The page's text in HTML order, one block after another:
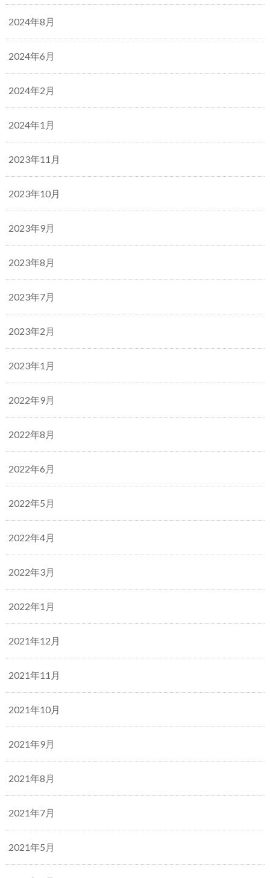
2024年8月
2024年6月
2024年2月
2024年1月
2023年11月
2023年10月
2023年9月
2023年8月
2023年7月
2023年2月
2023年1月
2022年9月
2022年8月
2022年6月
2022年5月
2022年4月
2022年3月
2022年1月
2021年12月
2021年11月
2021年10月
2021年9月
2021年8月
2021年7月
2021年5月